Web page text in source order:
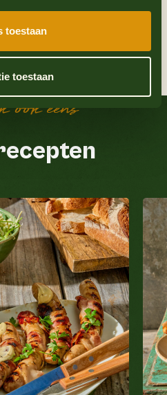
toestaan
toestaan
af met een klein beetje
eens